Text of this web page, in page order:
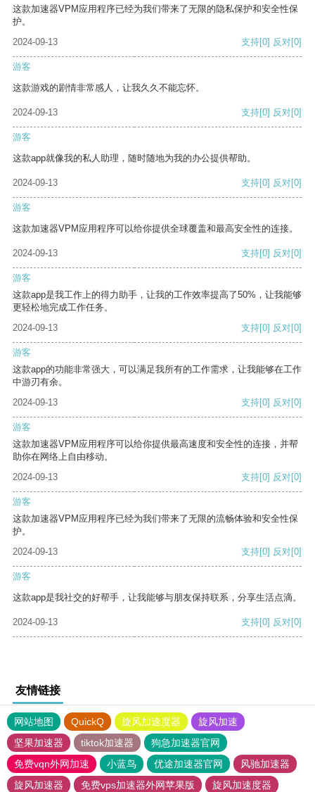
这款加速器VPM应用程序已经为我们带来了无限的隐私保护和安全性保
护。
2024-09-13
支持[0] 反对[0]
游客
这款游戏的剧情非常感人，让我久久不能忘怀。
2024-09-13 支持[0] 反对[0]
游客
这款app就像我的私人助理，随时随地为我的办公提供帮助。
2024-09-13 支持[0] 反对[0]
游客
这款加速器VPM应用程序可以给你提供全球覆盖和最高安全性的连接。
2024-09-13 支持[0] 反对[0]
游客
这款app是我工作上的得力助手，让我的工作效率提高了50%，让我能够
更轻松地完成工作任务。
2024-09-13
支持[0] 反对[0]
游客
这款app的功能非常强大，可以满足我所有的工作需求，让我能够在工作
中游刃有余。
2024-09-13
支持[0] 反对[0]
游客
这款加速器VPM应用程序可以给你提供最高速度和安全性的连接，并帮
助你在网络上自由移动。
2024-09-13
支持[0] 反对[0]
游客
这款加速器VPM应用程序已经为我们带来了无限的流畅体验和安全性保
护。
2024-09-13
支持[0] 反对[0]
游客
这款app是我社交的好帮手，让我能够与朋友保持联系，分享生活点滴。
2024-09-13 支持[0] 反对[0]
友情链接
网站地图 QuickQ 旋风加速度器
旋风加速
坚果加速器
tiktok加速器
狗急加速器官网
免费vqn外网加速
小蓝鸟 优途加速器官网
风驰加速器
旋风加速器
免费vps加速器外网苹果版 旋风加速度器